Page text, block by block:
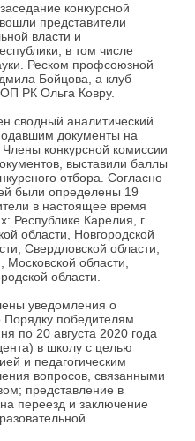
конкурсной
представители
власти и
в том числе
Реском профсоюзной
Бойцова, а клуб
РК Ольга Ковру.
сводный аналитический
документы на
конкурсной комиссии
выставили баллы
отбора. Согласно
были определены 19
в настоящее время
Республике Карелия, г.
области, Новгородской
Свердловской области,
Московской области,
области.
уведомления о
Порядку победителям
по 20 августа 2020 года
в школу с целью
и педагогическим
вопросов, связанными
представление в
переезд и заключение